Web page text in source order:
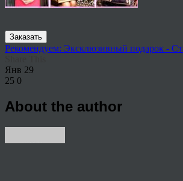
Заказать
Рекомендуем: Эксклюзивный подарок -
Янв 29
25 0
About the author